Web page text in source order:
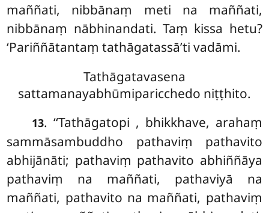
maññati, nibbānaṃ meti na maññati,
nibbānaṃ nābhinandati. Taṃ kissa hetu?
‘Pariññātantaṃ tathāgatassā’ti vadāmi.
Tathāgatavasena
sattamanayabhūmiparicchedo niṭṭhito.
13. ‘‘Tathāgatopi , bhikkhave, arahaṃ
sammāsambuddho pathaviṃ pathavito
abhijānāti; pathaviṃ pathavito abhiññāya
pathaviṃ na maññati, pathaviyā na
maññati, pathavito na maññati, pathaviṃ